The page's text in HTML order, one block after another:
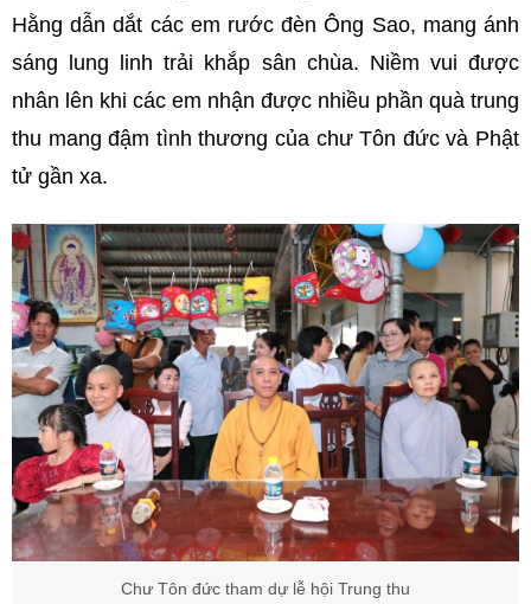
Hằng dẫn dắt các em rước đèn Ông Sao, mang ánh
sáng lung linh trải khắp sân chùa. Niềm vui được
nhân lên khi các em nhận được nhiều phần quà trung
thu mang đậm tình thương của chư Tôn đức và Phật
tử gần xa.
Chư Tôn đức tham dự lễ hội Trung thu